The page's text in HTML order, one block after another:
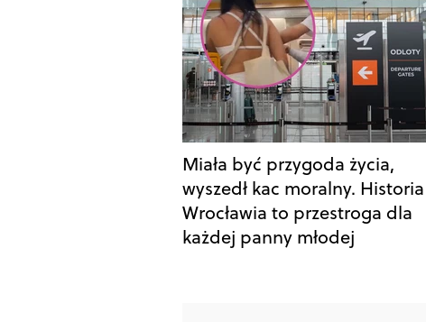
Miała być przygoda życia,
wyszedł kac moralny.
Wrocławia to przestroga dla
każdej panny młodej